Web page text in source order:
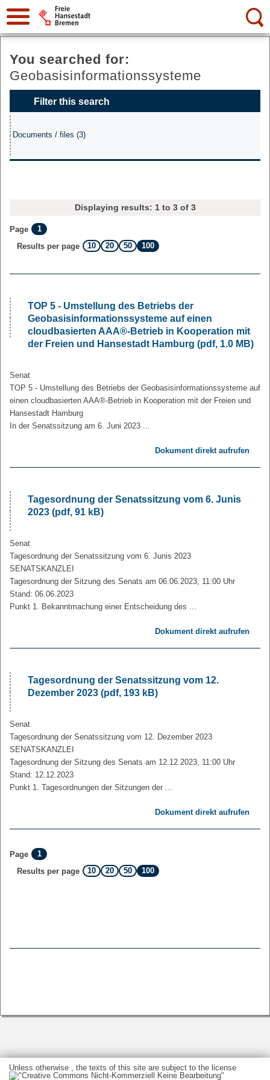
Search:
You searched for:
Geobasisinformationssysteme
Filter this search
Documents / files (3)
Displaying results: 1 to 3 of 3
Page
1
Results per page
10 20 50 100
TOP 5 - Umstellung des Betriebs der
Geobasisinformationssysteme auf einen
cloudbasierten AAA®-Betrieb in Kooperation mit
der Freien und Hansestadt Hamburg (pdf, 1.0 MB)
Senat
TOP 5 - Umstellung des Betriebs der Geobasisinformationssysteme auf
einen cloudbasierten AAA®-Betrieb in Kooperation mit der Freien und
Hansestadt Hamburg
In der Senatssitzung am 6. Juni 2023 ...
Dokument direkt aufrufen
Tagesordnung der Senatssitzung vom 6. Junis
2023 (pdf, 91 kB)
Senat
Tagesordnung der Senatssitzung vom 6. Junis 2023
SENATSKANZLEI
Tagesordnung der Sitzung des Senats am 06.06.2023, 11:00 Uhr
Stand: 06.06.2023
Punkt 1. Bekanntmachung einer Entscheidung des ...
Dokument direkt aufrufen
Tagesordnung der Senatssitzung vom 12.
Dezember 2023 (pdf, 193 kB)
Senat
Tagesordnung der Senatssitzung vom 12. Dezember 2023
SENATSKANZLEI
Tagesordnung der Sitzung des Senats am 12.12.2023, 11:00 Uhr
Stand: 12.12.2023
Punkt 1. Tagesordnungen der Sitzungen der ...
Dokument direkt aufrufen
Page
1
Results per page
10 20 50 100
Unless otherwise , the texts of this site are subject to the license